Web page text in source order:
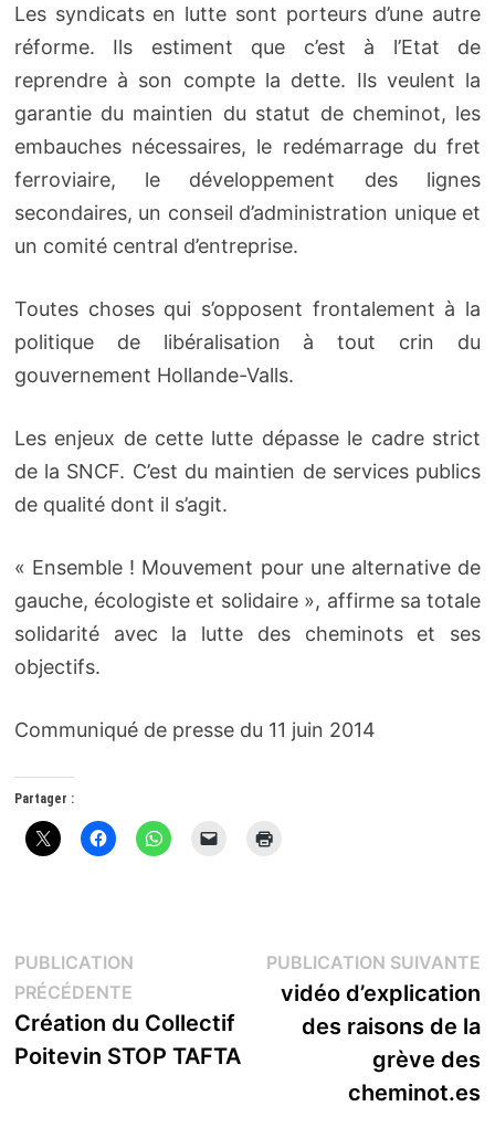
Les syndicats en lutte sont porteurs d’une autre
réforme. Ils estiment que c’est à l’Etat de
reprendre à son compte la dette. Ils veulent la
garantie du maintien du statut de cheminot, les
embauches nécessaires, le redémarrage du fret
ferroviaire, le développement des lignes
secondaires, un conseil d’administration unique et
un comité central d’entreprise.
Toutes choses qui s’opposent frontalement à la
politique de libéralisation à tout crin du
gouvernement Hollande-Valls.
Les enjeux de cette lutte dépasse le cadre strict
de la SNCF. C’est du maintien de services publics
de qualité dont il s’agit.
« Ensemble ! Mouvement pour une alternative de
gauche, écologiste et solidaire », affirme sa totale
solidarité avec la lutte des cheminots et ses
objectifs.
Communiqué de presse du 11 juin 2014
Partager :
Navigation
de
l’article
PUBLICATION
PRÉCÉDENTEPublication
précédente :
Création du Collectif
Poitevin STOP TAFTA
PUBLICATION SUIVANTE
vidéo d’explication
des raisons de la
grève des
cheminot.es